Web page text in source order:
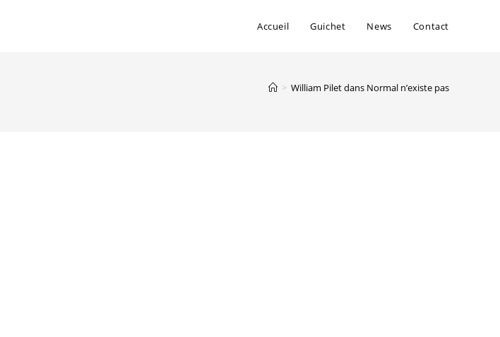
Accueil Guichet News Contact
> William Pilet dans Normal n’existe pas